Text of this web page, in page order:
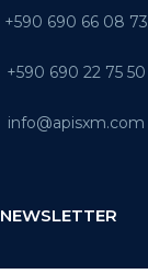
+590 690 66 08 73
+590 690 22 75 50
info@apisxm.com
NEWSLETTER